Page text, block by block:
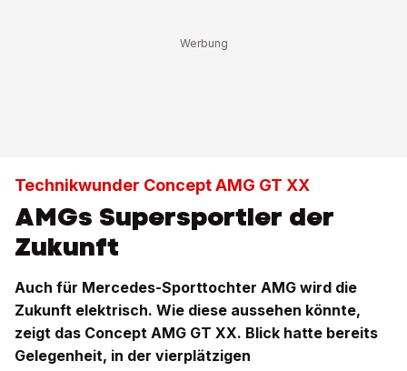
Technikwunder Concept AMG GT XX
AMGs Supersportler der
Zukunft
Auch für Mercedes-Sporttochter AMG wird die
Zukunft elektrisch. Wie diese aussehen könnte,
zeigt das Concept AMG GT XX. Blick hatte bereits
Gelegenheit, in der vierplätzigen